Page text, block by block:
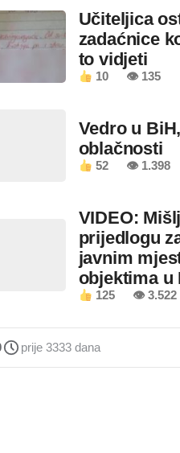
Učiteljica
zadaćnice
to vidjeti
10 👁 135
Vedro u
oblačnosti
52 👁 1.398
VIDEO:
prijedlogu
javnim
objektima u
125 👁 3.522
prije 3333 dana